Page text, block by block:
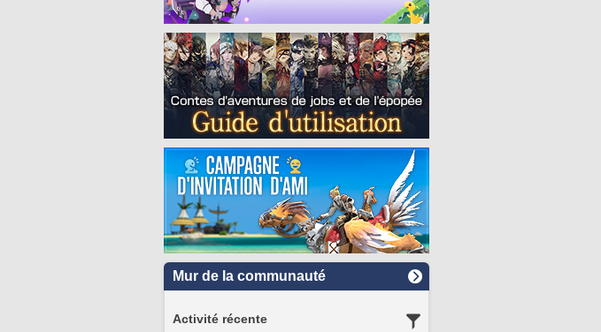
Mur de la communauté
Activité récente